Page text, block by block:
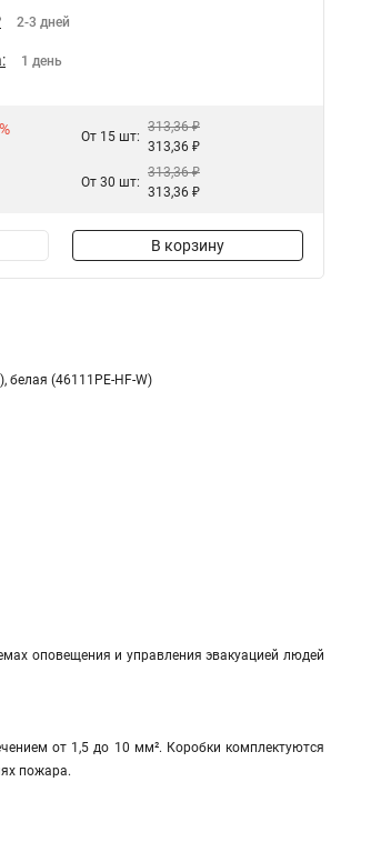
2-3 дней
1 день
От 15 шт:
313,36 ₽
313,36 ₽
От 30 шт:
313,36 ₽
313,36 ₽
В корзину
белая (46111PE-HF-W)
оповещения и управления эвакуацией людей
от 1,5 до 10 мм². Коробки комплектуются
пожара.